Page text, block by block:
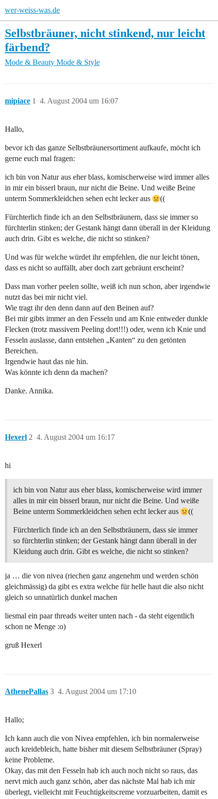
wer-weiss-was.de
Selbstbräuner, nicht stinkend, nur leicht
färbend?
Mode & Beauty Mode & Style
mipiace 4. August 2004 um 16:07
1
Hallo,
bevor ich das ganze Selbstbräunersortiment aufkaufe, möcht ich
gerne euch mal fragen:
ich bin von Natur aus eher blass, komischerweise wird immer alles
in mir ein bisserl braun, nur nicht die Beine. Und weiße Beine
unterm Sommerkleidchen sehen echt lecker aus
((
Fürchterlich finde ich an den Selbstbräunern, dass sie immer so
fürchterlin stinken; der Gestank hängt dann überall in der Kleidung
auch drin. Gibt es welche, die nicht so stinken?
Und was für welche würdet ihr empfehlen, die nur leicht tönen,
dass es nicht so auffällt, aber doch zart gebräunt erscheint?
Dass man vorher peelen sollte, weiß ich nun schon, aber irgendwie
nutzt das bei mir nicht viel.
Wie tragt ihr den denn dann auf den Beinen auf?
Bei mir gibts immer an den Fesseln und am Knie entweder dunkle
Flecken (trotz massivem Peeling dort!!!) oder, wenn ich Knie und
Fesseln auslasse, dann entstehen „Kanten“ zu den getönten
Bereichen.
Irgendwie haut das nie hin.
Was könnte ich denn da machen?
Danke. Annika.
Hexerl 4. August 2004 um 16:17
2
hi
ich bin von Natur aus eher blass, komischerweise wird immer
alles in mir ein bisserl braun, nur nicht die Beine. Und weiße
Beine unterm Sommerkleidchen sehen echt lecker aus
((
Fürchterlich finde ich an den Selbstbräunern, dass sie immer
so fürchterlin stinken; der Gestank hängt dann überall in der
Kleidung auch drin. Gibt es welche, die nicht so stinken?
ja … die von nivea (riechen ganz angenehm und werden schön
gleichmässig) da gibt es extra welche für helle haut die also nicht
gleich so unnatürlich dunkel machen
liesmal ein paar threads weiter unten nach - da steht eigentlich
schon ne Menge :o)
gruß Hexerl
AthenePallas 4. August 2004 um 17:10
3
Hallo;
Ich kann auch die von Nivea empfehlen, ich bin normalerweise
auch kreidebleich, hatte bisher mit diesem Selbstbräuner (Spray)
keine Probleme.
Okay, das mit den Fesseln hab ich auch noch nicht so raus, das
nervt mich auch ganz schön, aber das nächste Mal hab ich mir
überlegt, vielleicht mit Feuchtigkeitscreme vorzuarbeiten, damit es